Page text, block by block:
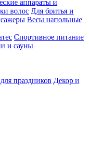
аппараты и
волос Для бритья и
Весы напольные
Спортивное питание
и сауны
праздников Декор и